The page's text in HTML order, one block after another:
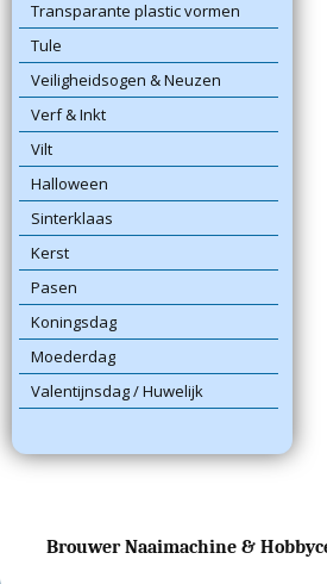
Transparante plastic vormen
Tule
Veiligheidsogen & Neuzen
Verf & Inkt
Vilt
Halloween
Sinterklaas
Kerst
Pasen
Koningsdag
Moederdag
Valentijnsdag / Huwelijk
Brouwer Naaimachine &